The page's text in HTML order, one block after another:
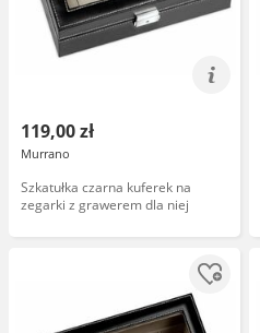
119,00 zł
Murrano
Szkatułka czarna kuferek na
zegarki z grawerem dla niej